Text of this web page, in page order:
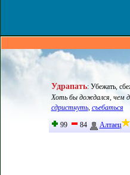
Удрапать: Убежать,
Хоть бы дождался, чем
сдристнуть, съебаться
99 84 Алтаец